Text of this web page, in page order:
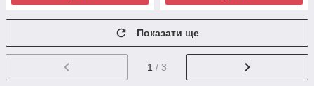
Показати ще
1 / 3